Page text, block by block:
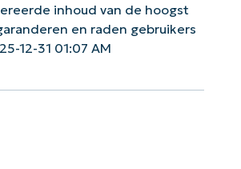
inhoud van de hoogst
en raden gebruikers
12-31 01:07 AM